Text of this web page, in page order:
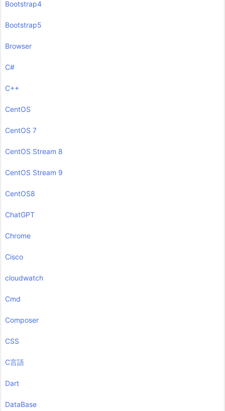
Bootstrap4
Bootstrap5
Browser
C#
C++
CentOS
CentOS 7
CentOS Stream 8
CentOS Stream 9
CentOS8
ChatGPT
Chrome
Cisco
cloudwatch
Cmd
Composer
CSS
C言語
Dart
DataBase